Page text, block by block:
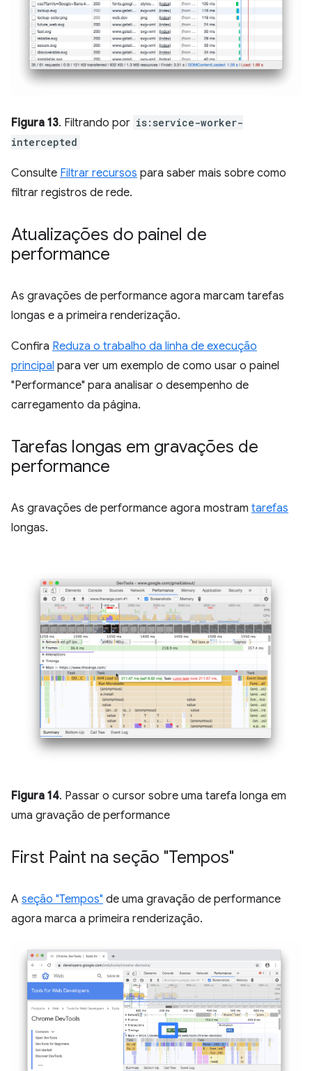
Figura 13. Filtrando por is:service-worker-
intercepted
Consulte Filtrar recursos para saber mais sobre como
filtrar registros de rede.
Atualizações do painel de
performance
As gravações de performance agora marcam tarefas
longas e a primeira renderização.
Confira Reduza o trabalho da linha de execução
principal para ver um exemplo de como usar o painel
"Performance" para analisar o desempenho de
carregamento da página.
Tarefas longas em gravações de
performance
As gravações de performance agora mostram tarefas
longas.
Figura 14. Passar o cursor sobre uma tarefa longa em
uma gravação de performance
First Paint na seção "Tempos"
A seção "Tempos" de uma gravação de performance
agora marca a primeira renderização.